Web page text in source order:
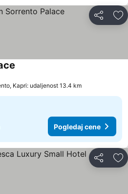
Deli
Kapri: udaljenost 13.4 km
Pogledaj cene
Deli